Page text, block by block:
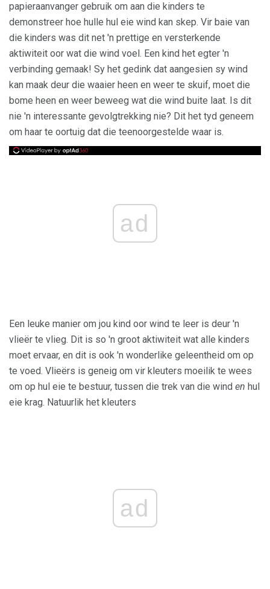
papieraanvanger gebruik om aan die kinders te
demonstreer hoe hulle hul eie wind kan skep. Vir baie van
die kinders was dit net 'n prettige en versterkende
aktiwiteit oor wat die wind voel. Een kind het egter 'n
verbinding gemaak! Sy het gedink dat aangesien sy wind
kan maak deur die waaier heen en weer te skuif, moet die
bome heen en weer beweeg wat die wind buite laat. Is dit
nie 'n interessante gevolgtrekking nie? Dit het tyd geneem
om haar te oortuig dat die teenoorgestelde waar is.
ad
Een leuke manier om jou kind oor wind te leer is deur 'n
vlieër te vlieg. Dit is so 'n groot aktiwiteit wat alle kinders
moet ervaar, en dit is ook 'n wonderlike geleentheid om op
te voed. Vlieërs is geneig om vir kleuters moeilik te wees
om op hul eie te bestuur, tussen die trek van die wind en hul
eie krag. Natuurlik het kleuters
ad